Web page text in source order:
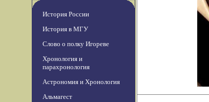
История России
История в МГУ
Слово о полку Игореве
Хронология и
парахронология
Астрономия и Хронология
Альмагест